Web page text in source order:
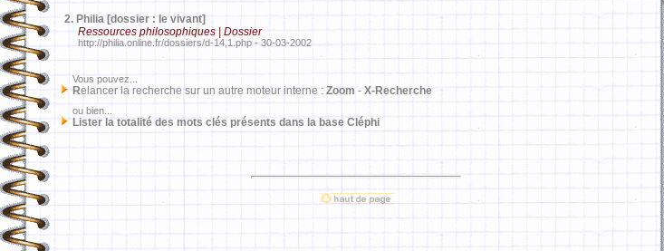
2. Philia [dossier : le vivant]
Ressources philosophiques | Dossier
http://philia.online.fr/dossiers/d-14,1.php - 30-03-2002
Vous pouvez...
Relancer la recherche sur un autre moteur interne : Zoom - X-Recherche
ou bien...
Lister la totalité des mots clés présents dans la base Cléphi